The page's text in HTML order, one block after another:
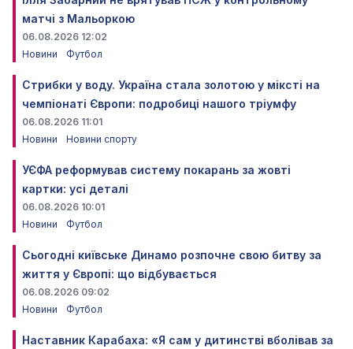
матчі з Мальоркою
06.08.2026 12:02
Новини
Футбол
Стрибки у воду. Україна стала золотою у міксті на
чемпіонаті Європи: подробиці нашого тріумфу
06.08.2026 11:01
Новини
Новини спорту
УЄФА реформував систему покарань за жовті
картки: усі деталі
06.08.2026 10:01
Новини
Футбол
Сьогодні київське Динамо розпочне свою битву за
життя у Європі: що відбувається
06.08.2026 09:02
Новини
Футбол
Наставник Карабаха: «Я сам у дитинстві вболівав за